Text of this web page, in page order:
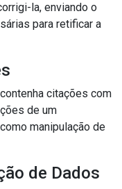
la, enviando o
para retificar a
citações com
de um
manipulação de
de Dados